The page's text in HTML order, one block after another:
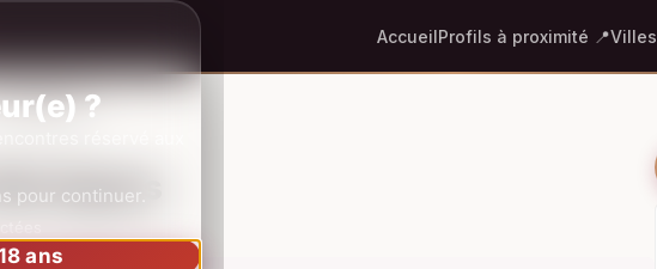
AccueilProfils à proximité 📍Villes
Martigues?
pour continuer.
ans